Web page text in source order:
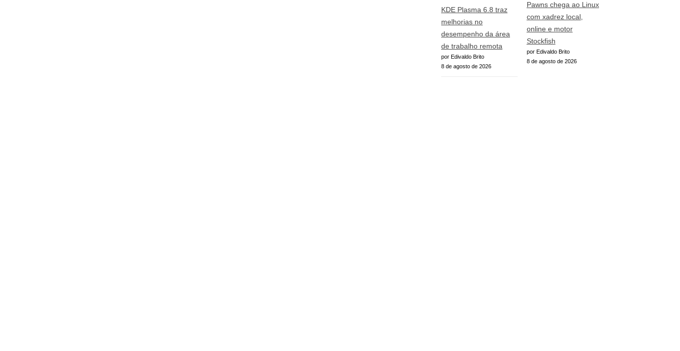
KDE Plasma 6.8 traz
melhorias no
desempenho da área
de trabalho remota
por Edivaldo Brito
8 de agosto de 2026
Pawns chega ao Linux
com xadrez local,
online e motor
Stockfish
por Edivaldo Brito
8 de agosto de 2026